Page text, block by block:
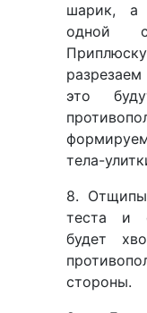
шарик, а
одной
это
тела-
8.
теста и
будет
стороны.